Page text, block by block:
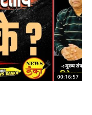
00:16:57